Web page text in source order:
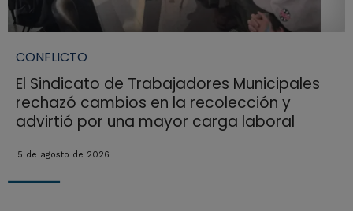
CONFLICTO
El Sindicato de Trabajadores Municipales
rechazó cambios en la recolección y
advirtió por una mayor carga laboral
5 de agosto de 2026